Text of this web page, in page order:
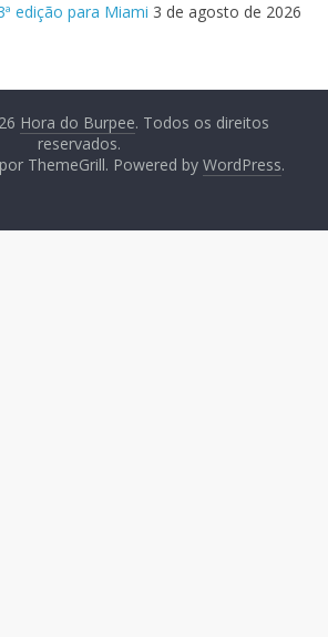
edição para Miami 3 de agosto de 2026
Hora do Burpee. Todos os direitos
reservados.
por ThemeGrill. Powered byWordPress.